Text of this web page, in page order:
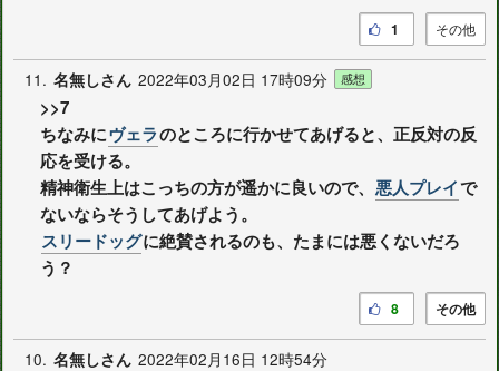
その他
1
11. 名無しさん 2022年03月02日 17時09分 感想
>>7
ちなみにヴェラのところに行かせてあげると、正反対の反
応を受ける。
精神衛生上はこっちの方が遥かに良いので、 悪人プレイで
ないならそうしてあげよう。
スリードッグに絶賛されるのも、たまには悪くないだろ
う？
その他
8
10. 名無しさん 2022年02月16日 12時54分